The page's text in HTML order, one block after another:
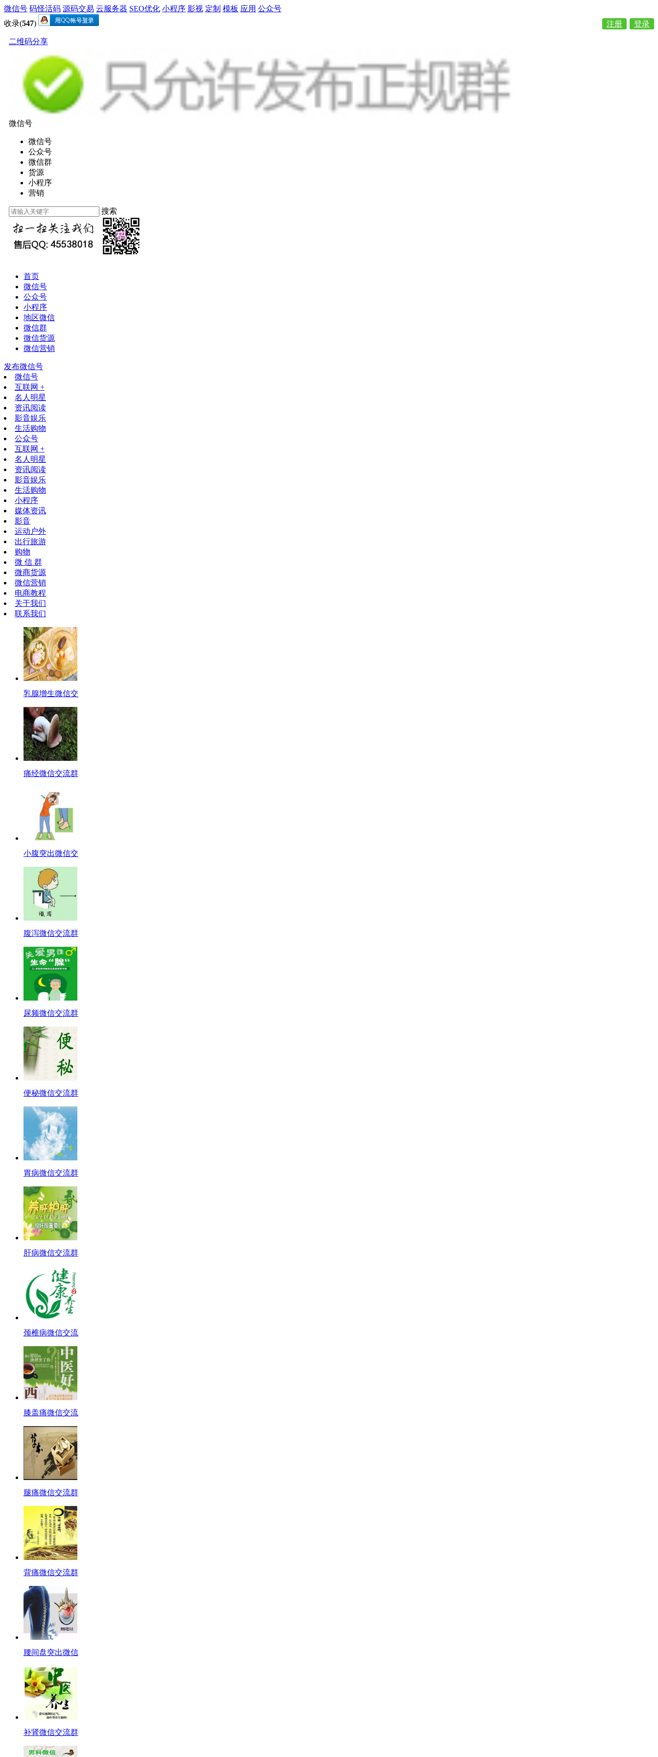
微信号 码怪活码 源码交易 云服务器 SEO优化 小程序 影视 定制 模板 应用 公众号
收录(547) 登录
注册
二维码分享
微信号
微信号
公众号
微信群
货源
小程序
营销
搜索
首页
微信号
公众号
小程序
地区微信
微信群
微信货源
微信营销
发布微信号
微信号
互联网 +
名人明星
资讯阅读
影音娱乐
生活购物
公众号
互联网 +
名人明星
资讯阅读
影音娱乐
生活购物
小程序
媒体资讯
影音
运动户外
出行旅游
购物
微 信 群
微商货源
微信营销
电商教程
关于我们
联系我们
乳腺增生微信交
痛经微信交流群
小腹突出微信交
腹泻微信交流群
尿频微信交流群
便秘微信交流群
胃病微信交流群
肝病微信交流群
颈椎病微信交流
膝盖痛微信交流
腿痛微信交流群
背痛微信交流群
腰间盘突出微信
补肾微信交流群